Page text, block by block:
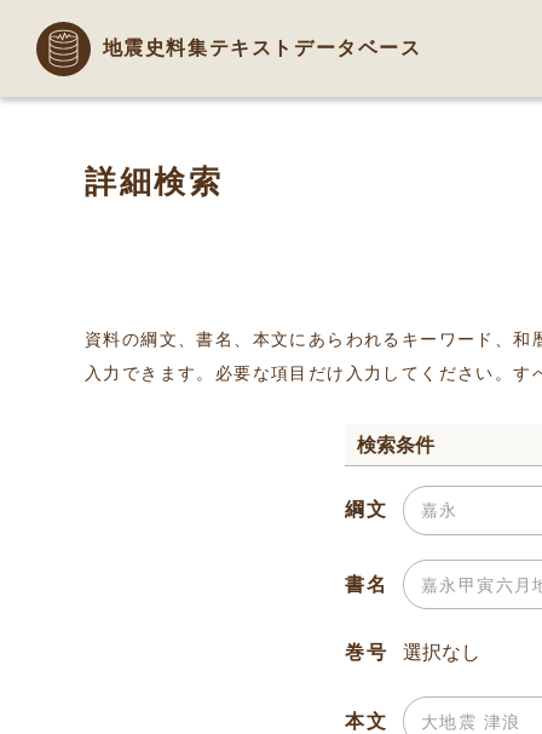
地震史料集テキストデータベース
詳細検索
資料の綱文、書名、本文にあらわれるキーワード、
入力できます。必要な項目だけ入力してください。
検索条件
綱文
書名
巻号
本文